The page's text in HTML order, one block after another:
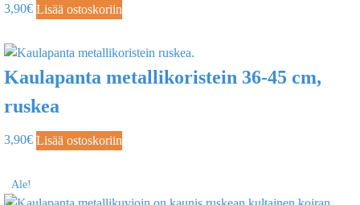
3,90€ Lisää ostoskoriin
Kaulapanta metallikoristein 36-45 cm,
ruskea
3,90€ Lisää ostoskoriin
Ale!